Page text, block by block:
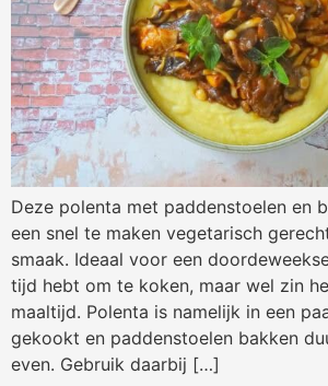
Deze polenta met paddenstoelen en
een snel te maken vegetarisch
smaak. Ideaal voor een
tijd hebt om te koken, maar wel zin
maaltijd. Polenta is namelijk in een
gekookt en paddenstoelen bakken
even. Gebruik daarbij […]